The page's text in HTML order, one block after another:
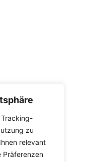
zu
relevant
Präferenzen